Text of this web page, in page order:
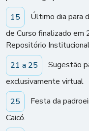
15
Último dia para
de Curso finalizado em
Repositório
21 a 25
Sugestão
exclusivamente virtual
25
Festa da
Caicó.